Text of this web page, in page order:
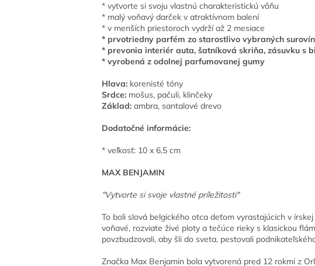
* vytvorte si svoju vlastnú charakteristickú vôňu
* malý voňavý darček v atraktívnom balení
* v menších priestoroch vydrží až 2 mesiace
* prvotriedny parfém zo starostlivo vybraných
* prevonia interiér auta, šatníková skriňa, zásuvku s
* vyrobená z odolnej parfumovanej gumy
Hlava: korenisté tóny
Srdce: mošus, pačuli, klinčeky
Základ: ambra, santalové drevo
Dodatočné informácie:
* veľkosť: 10 x 6,5 cm
MAX BENJAMIN
"Vytvorte si svoje vlastné príležitosti"
To boli slová belgického otca deťom vyrastajúcich v
voňavé, rozviate živé ploty a tečúce rieky s klasickou
povzbudzovali, aby šli do sveta, pestovali
Značka Max Benjamin bola vytvorená pred 12 rokmi z